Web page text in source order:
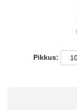
Pikkus: